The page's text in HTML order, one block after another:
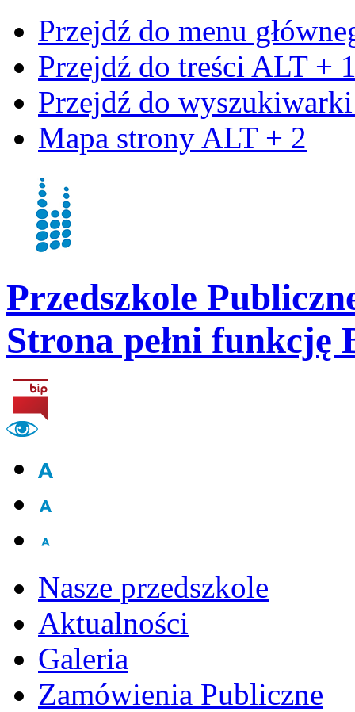
Przejdź do menu
Przejdź do treści ALT +
Przejdź do
Mapa strony ALT + 2
Przedszkole
Strona pełni funkcję
Nasze przedszkole
Aktualności
Galeria
Zamówienia Publiczne